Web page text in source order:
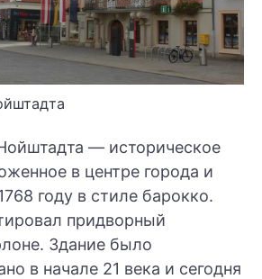
— историческое
в центре города и
году в стиле барокко.
придворный
Здание было
в начале 21 века и сегодня